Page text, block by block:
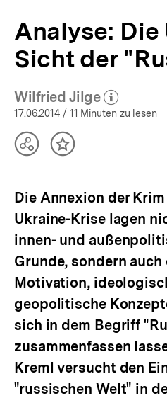
Analysen
bpb.de
Analyse: Die
Sicht der
Wilfried Jilge
(Mehr zum
öffnen
17.06.2014 / 11 Minuten zu lesen
TeilenInhalt
Die Annexion der
Ukraine-Krise lagen
innen- und
Grunde, sondern
Motivation,
geopolitische
sich in dem Begriff
zusammenfassen
Kreml versucht den
"russischen Welt" in